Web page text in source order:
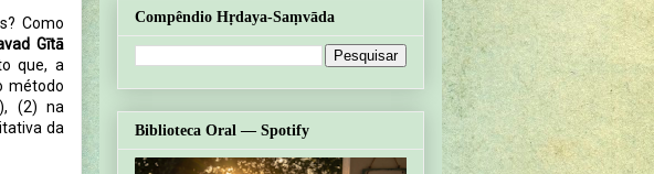
Como
Gītā
que, a
método
(2) na
da
Compêndio Hṛdaya-Saṃvāda
Biblioteca Oral — Spotify